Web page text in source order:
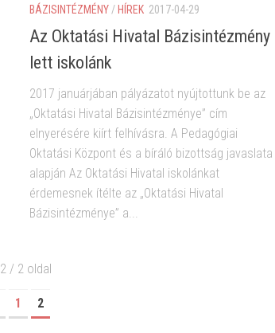
BÁZISINTÉZMÉNY/ HÍREK 2017-04-29
Az Oktatási Hivatal Bázisintézmény
lett iskolánk
2017 januárjában pályázatot nyújtottunk be az
„Oktatási Hivatal Bázisintézménye” cím
elnyerésére kiírt felhívásra. A Pedagógiai
Oktatási Központ és a bíráló bizottság javaslata
alapján Az Oktatási Hivatal iskolánkat
érdemesnek ítélte az „Oktatási Hivatal
Bázisintézménye” a...
2 / 2 oldal
1 2